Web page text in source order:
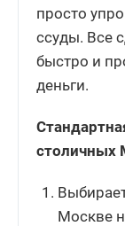
просто
ссуды. Все
быстро и
деньги.
Москве